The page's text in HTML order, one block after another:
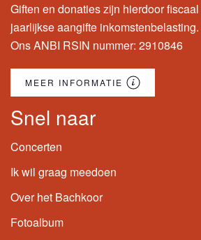
Giften en donaties zijn hierdoor
jaarlijkse aangifte inkomstenbelasting.
Ons ANBI RSIN nummer: 2910846
MEER INFORMATIE
Snel naar
Concerten
Ik wil graag meedoen
Over het Bachkoor
Fotoalbum